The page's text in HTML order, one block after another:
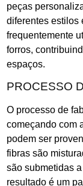
peças
diferentes estilos
frequentemente
forros,
espaços.
PROCESSO
O processo de
começando com
podem ser
fibras são
são submetidas
resultado é um